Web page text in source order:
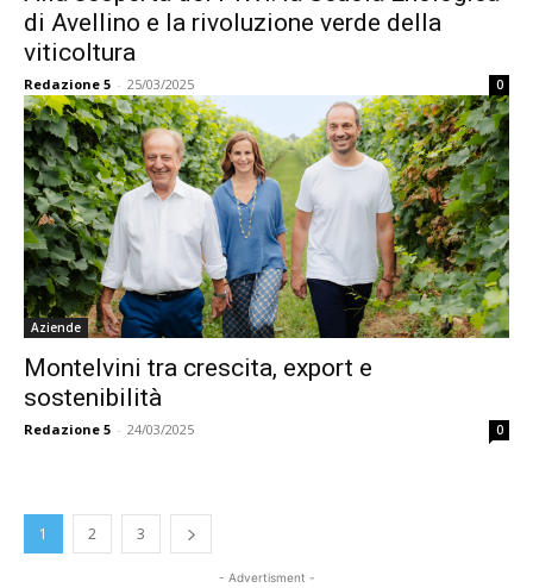
di Avellino e la rivoluzione verde della
viticoltura
Redazione 5 - 25/03/2025 0
Aziende
Montelvini tra crescita, export e
sostenibilità
Redazione 5 - 24/03/2025 0
1 2 3
- Advertisment -